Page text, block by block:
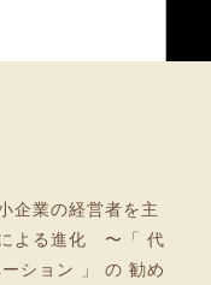
企業の経営者を主
よる進化 〜「 代
ション 」 の 勧め